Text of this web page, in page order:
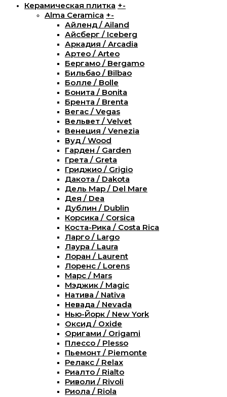
Керамическая плитка +-
Alma Ceramica +-
Айленд / Ailand
Айсберг / Iceberg
Аркадия / Arcadia
Артео / Arteo
Бергамо / Bergamo
Бильбао / Bilbao
Болле / Bolle
Бонита / Bonita
Брента / Brenta
Вегас / Vegas
Вельвет / Velvet
Венеция / Venezia
Вуд / Wood
Гарден / Garden
Грета / Greta
Гриджио / Grigio
Дакота / Dakota
Дель Мар / Del Mare
Дея / Dea
Дублин / Dublin
Корсика / Corsica
Коста-Рика / Costa Rica
Ларго / Largo
Лаура / Laura
Лоран / Laurent
Лоренс / Lorens
Марс / Mars
Мэджик / Magic
Натива / Nativa
Невада / Nevada
Нью-Йорк / New York
Оксид / Oxide
Оригами / Origami
Плессо / Plesso
Пьемонт / Piemonte
Релакс / Relax
Риалто / Rialto
Риволи / Rivoli
Риола / Riola